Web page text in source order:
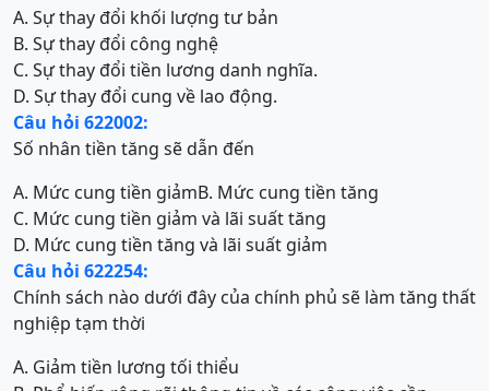
A. Sự thay đổi khối lượng tư bản
B. Sự thay đổi công nghệ
C. Sự thay đổi tiền lương danh nghĩa.
D. Sự thay đổi cung về lao động.
Câu hỏi 622002:
Số nhân tiền tăng sẽ dẫn đến
A. Mức cung tiền giảmB. Mức cung tiền tăng
C. Mức cung tiền giảm và lãi suất tăng
D. Mức cung tiền tăng và lãi suất giảm
Câu hỏi 622254:
Chính sách nào dưới đây của chính phủ sẽ làm tăng thất
nghiệp tạm thời
A. Giảm tiền lương tối thiểu